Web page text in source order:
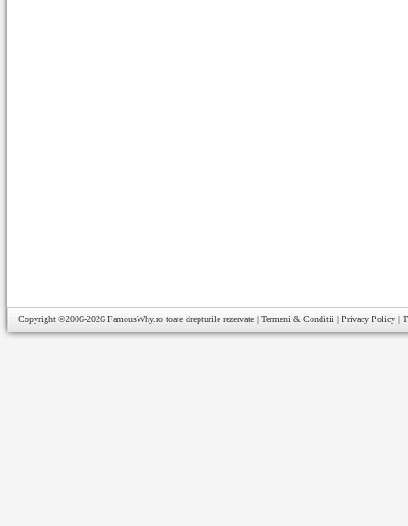
Copyright ©2006-2026 FamousWhy.ro toate drepturile rezervate | Termeni & Conditii | Privacy Policy |